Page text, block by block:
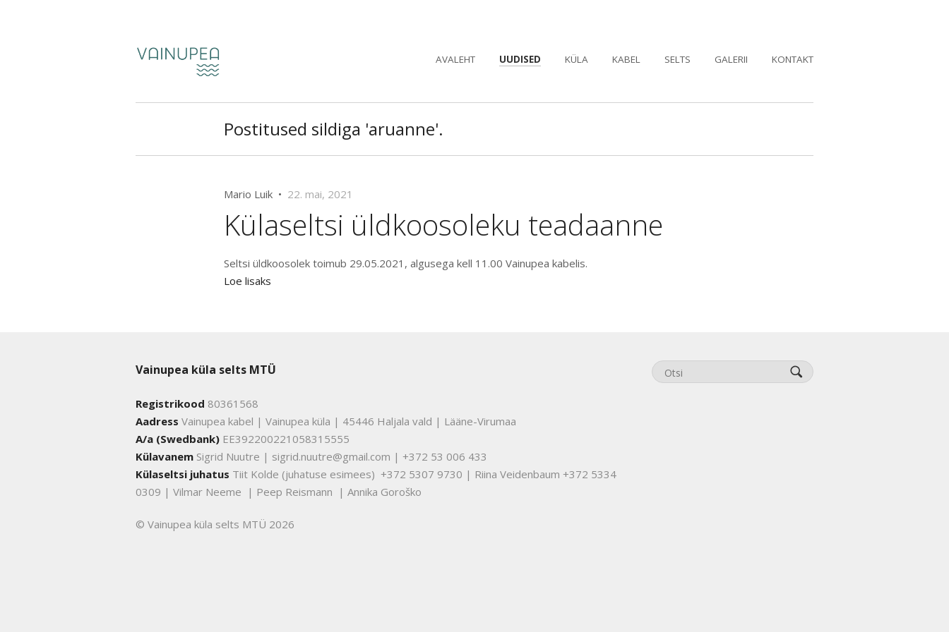
AVALEHT UUDISED KÜLA KABEL SELTS GALERII KONTAKT
Postitused sildiga 'aruanne'.
Mario Luik • 22. mai, 2021
Külaseltsi üldkoosoleku teadaanne
Seltsi üldkoosolek toimub 29.05.2021, algusega kell 11.00 Vainupea kabelis.
Loe lisaks
Vainupea küla selts MTÜ
Registrikood 80361568
Aadress Vainupea kabel | Vainupea küla | 45446 Haljala vald | Lääne-Virumaa
A/a (Swedbank) EE392200221058315555
Külavanem Sigrid Nuutre | sigrid.nuutre@gmail.com | +372 53 006 433
Külaseltsi juhatus Tiit Kolde (juhatuse esimees) +372 5307 9730 | Riina Veidenbaum +372 5334
0309 | Vilmar Neeme | Peep Reismann | Annika Goroško
© Vainupea küla selts MTÜ 2026